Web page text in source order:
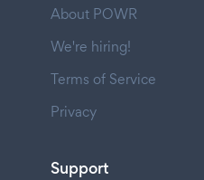
About POWR
We're hiring!
Terms of Service
Privacy
Support